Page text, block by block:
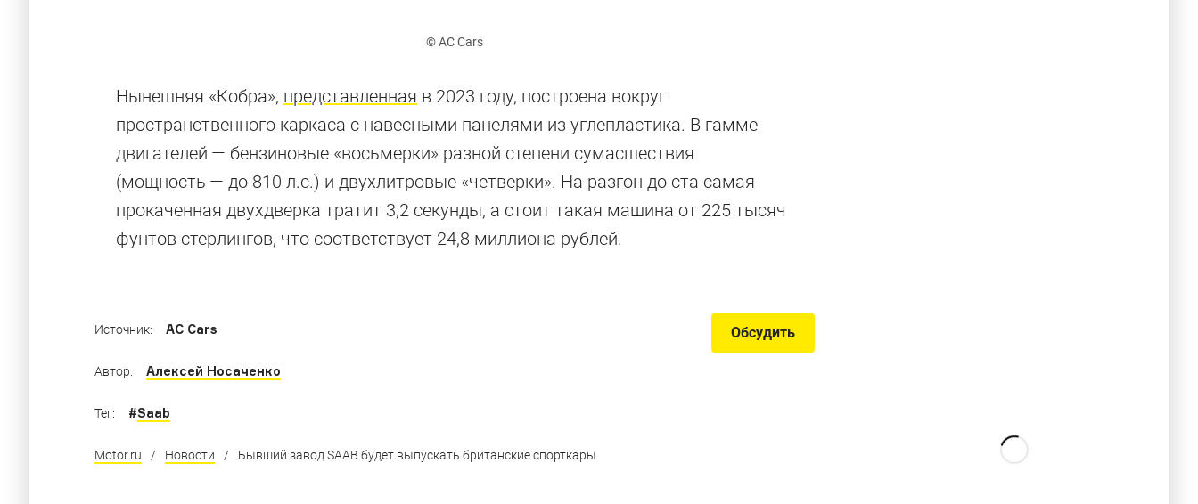
© AC Cars
Нынешняя «Кобра», представленная в 2023 году, построена вокруг
пространственного каркаса с навесными панелями из углепластика. В гамме
двигателей — бензиновые «восьмерки» разной степени сумасшествия
(мощность — до 810 л.с.) и двухлитровые «четверки». На разгон до ста самая
прокаченная двухдверка тратит 3,2 секунды, а стоит такая машина от 225 тысяч
фунтов стерлингов, что соответствует 24,8 миллиона рублей.
Безумный тюнинг Saab
Если знаменитая шведская марка больше не существует, это не значит, что она перестала
интересовать дизайнеров
Обсудить
Источник: AC Cars
Автор: Алексей Носаченко
Тег: #Saab
Motor.ru / Новости / Бывший завод SAAB будет выпускать британские спорткары